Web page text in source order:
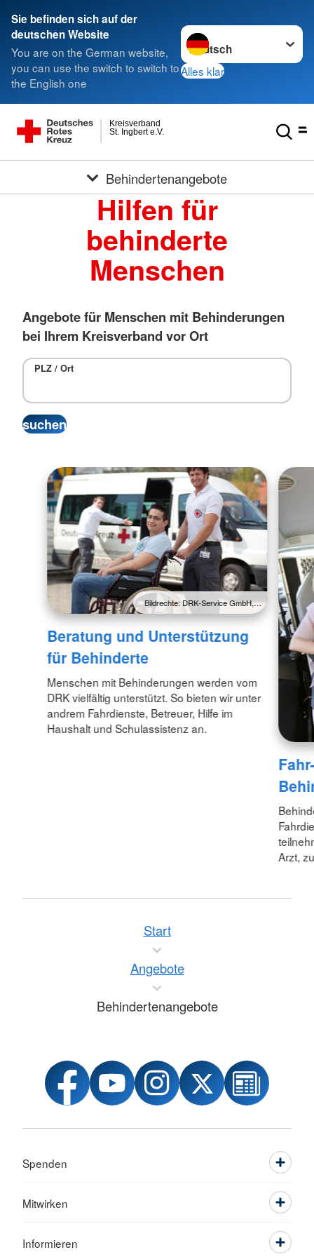
Sie befinden sich auf der
deutschen Website
You are on the German website,
you can use the switch to switch to
the English one
Sprache wechseln zu
Alles klar
St. Ingbert e.V.
Kreisverband
Behindertenangebote
Hilfen für
behinderte
Menschen
Angebote für Menschen mit Behinderungen
bei Ihrem Kreisverband vor Ort
PLZ / Ort
Bildrechte: DRK-Service GmbH,…
Beratung und Unterstützung
für Behinderte
Menschen mit Behinderungen werden vom
DRK vielfältig unterstützt. So bieten wir unter
andrem Fahrdienste, Betreuer, Hilfe im
Haushalt und Schulassistenz an.
Arzt,
Start
Angebote
Behindertenangebote
Spenden
Mitwirken
Informieren